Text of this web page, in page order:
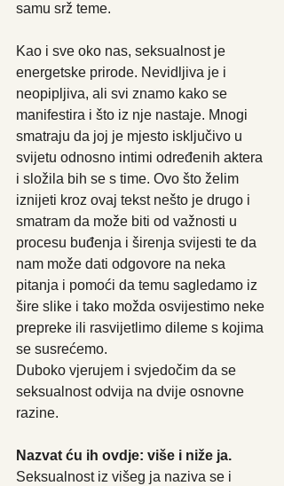
samu srž teme.
Kao i sve oko nas, seksualnost je
energetske prirode. Nevidljiva je i
neopipljiva, ali svi znamo kako se
manifestira i što iz nje nastaje. Mnogi
smatraju da joj je mjesto isključivo u
svijetu odnosno intimi određenih aktera
i složila bih se s time. Ovo što želim
iznijeti kroz ovaj tekst nešto je drugo i
smatram da može biti od važnosti u
procesu buđenja i širenja svijesti te da
nam može dati odgovore na neka
pitanja i pomoći da temu sagledamo iz
šire slike i tako možda osvijestimo neke
prepreke ili rasvijetlimo dileme s kojima
se susrećemo.
Duboko vjerujem i svjedočim da se
seksualnost odvija na dvije osnovne
razine.
Nazvat ću ih ovdje: više i niže ja.
Seksualnost iz višeg ja naziva se i